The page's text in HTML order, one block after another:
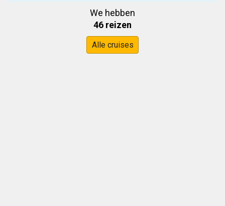
We hebben
46 reizen
Alle cruises